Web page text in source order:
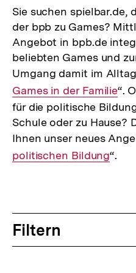
Sie suchen spielbar.de,
der bpb zu Games?
Angebot in bpb.de
beliebten Games und
Umgang damit im
Games in der Familie“.
für die politische
Schule oder zu Hause?
Ihnen unser neues
politischen Bildung“.
Filtern